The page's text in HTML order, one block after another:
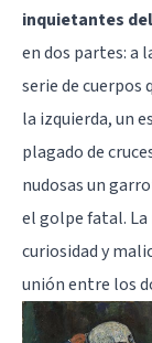
inquietantes
en dos partes: a
serie de cuerpos
la izquierda, un
plagado de
nudosas un
el golpe fatal. La
curiosidad y
unión entre los